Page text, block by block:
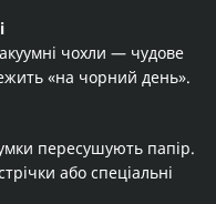
чохли — чудове
«на чорний день».
пересушують папір.
або спеціальні